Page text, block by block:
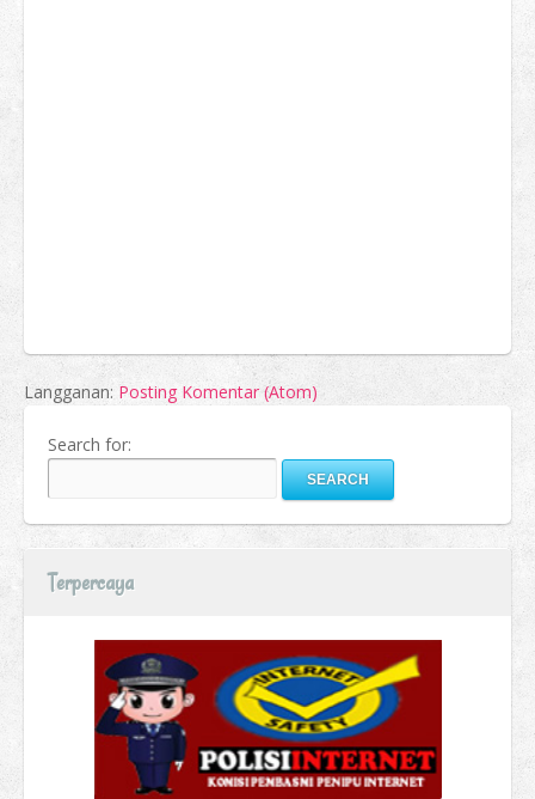
Langganan: Posting Komentar (Atom)
Search for:
Terpercaya